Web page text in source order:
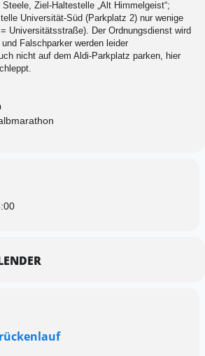
Ziel-Haltestelle „Alt Himmelgeist“;
Universität-Süd (Parkplatz 2) nur wenige
Universitätsstraße). Der Ordnungsdienst wird
Falschparker werden leider
nicht auf dem Aldi-Parkplatz parken, hier